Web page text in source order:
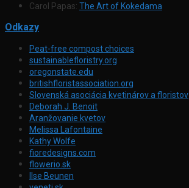
Carol Papas: The Art of Kokedama
Odkazy
Peat-free compost choices
sustainablefloristry.org
oregonstate.edu
britishfloristassociation.org
Slovenská asociácia kvetinárov a floristov
Deborah J. Benoit
Aranžovanie kvetov
Melissa Lafontaine
Kathy Wolfe
fioredesigns.com
flowerio.sk
Ilse Beunen